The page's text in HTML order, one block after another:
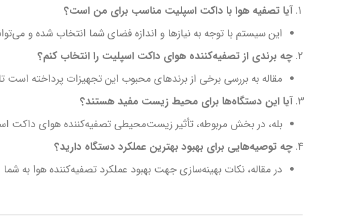
آیا تصفیه هوا با داکت اسپلیت مناسب برای من است؟
این سیستم با توجه به نیازها و اندازه فضای شما انتخاب شده و
چه برندی از تصفیه‌کننده هوای داکت اسپلیت را انتخاب کنم؟
مقاله به بررسی برخی از برندهای محبوب این تجهیزات پرداخته است
آیا این دستگاه‌ها برای محیط زیست مفید هستند؟
بله، در بخش مربوطه، تأثیر زیست‌محیطی تصفیه‌کننده هوای داکت
چه توصیه‌هایی برای بهبود بهترین عملکرد دستگاه دارید؟
در مقاله، نکات بهینه‌سازی جهت بهبود عملکرد تصفیه‌کننده هوا به شما